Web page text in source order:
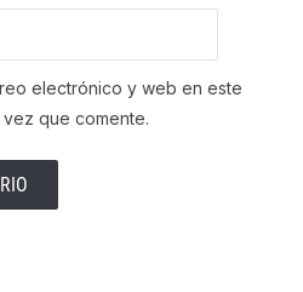
electrónico y web en este
que comente.